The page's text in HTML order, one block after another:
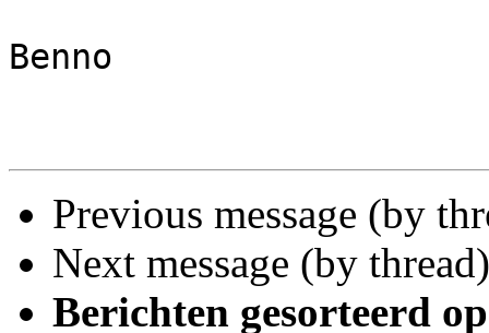
Benno
Previous message (by
Next message (by
Berichten gesorteerd